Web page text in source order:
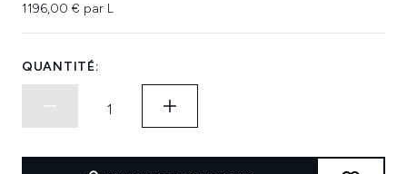
1196,00 € par L
QUANTITÉ: